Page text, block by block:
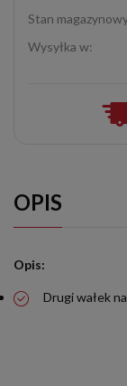
Stan
Wysyłka w:
OPIS
Opis:
Drugi wałek